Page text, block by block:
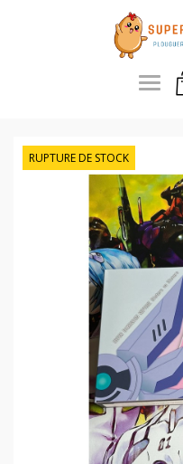
RUPTURE DE STOCK